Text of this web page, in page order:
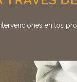
en los